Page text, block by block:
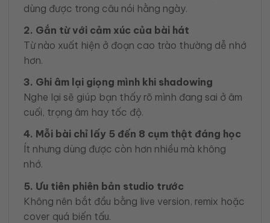
dùng được trong câu nói hằng ngày.
2. Gắn từ với cảm xúc của bài hát
Từ nào xuất hiện ở đoạn cao trào thường dễ nhớ
hơn.
3. Ghi âm lại giọng mình khi shadowing
Nghe lại sẽ giúp bạn thấy rõ mình đang sai ở âm
cuối, trọng âm hay tốc độ.
4. Mỗi bài chỉ lấy 5 đến 8 cụm thật đáng học
Ít nhưng dùng được còn hơn nhiều mà không
nhớ.
5. Ưu tiên phiên bản studio trước
Không nên bắt đầu bằng live version, remix hoặc
cover quá biến tấu.